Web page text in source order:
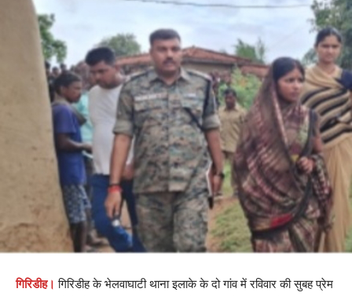
गिरिडीह। गिरिडीह के भेलवाघाटी थाना इलाके के दो गांव में रविवार की सुबह प्रेम